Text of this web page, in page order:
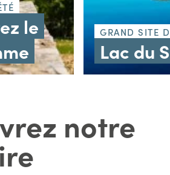
le
GRAND SITE
Lac du
notre